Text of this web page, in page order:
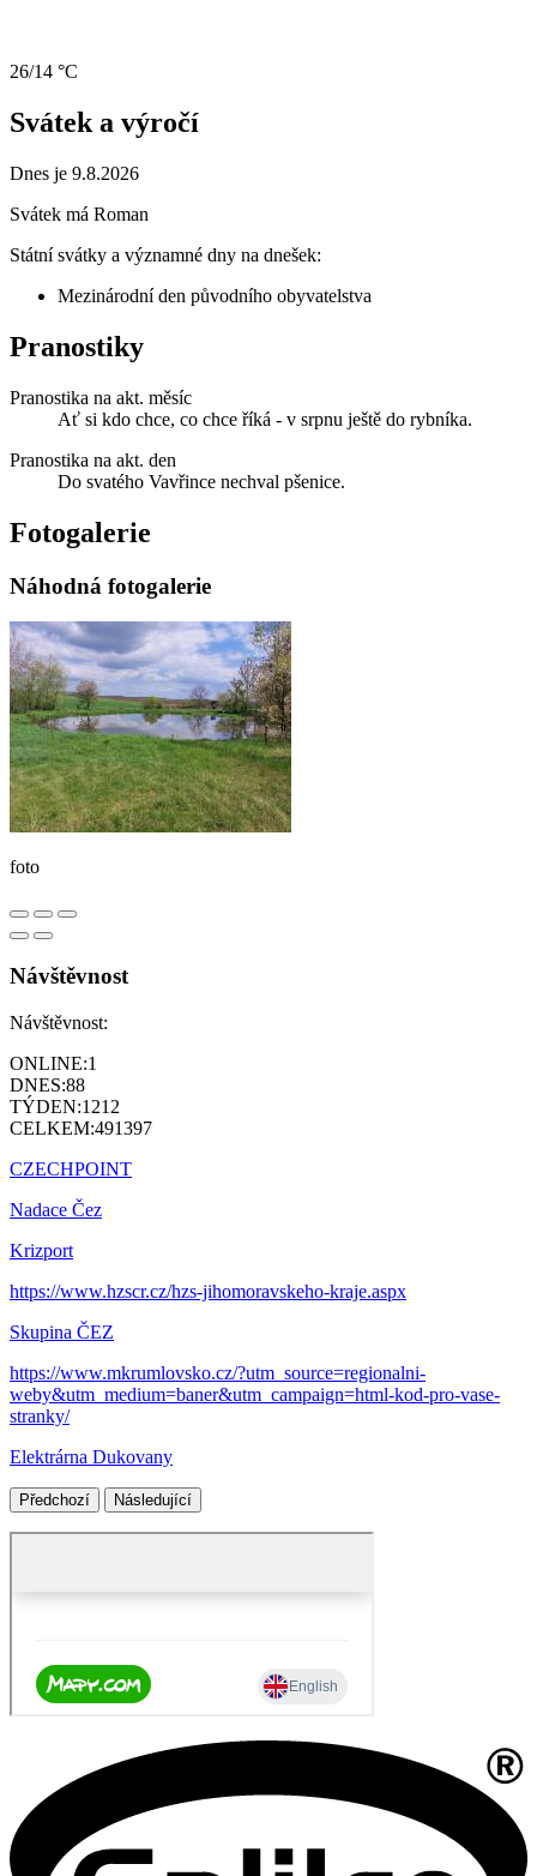
26/14 °C
Svátek a výročí
Dnes je 9.8.2026
Svátek má Roman
Státní svátky a významné dny na dnešek:
Mezinárodní den původního obyvatelstva
Pranostiky
Pranostika na akt. měsíc
Ať si kdo chce, co chce říká - v srpnu ještě do rybníka.
Pranostika na akt. den
Do svatého Vavřince nechval pšenice.
Fotogalerie
Náhodná fotogalerie
foto
Návštěvnost
Návštěvnost:
ONLINE:1
DNES:88
TÝDEN:1212
CELKEM:491397
CZECHPOINT
Nadace Čez
Krizport
https://www.hzscr.cz/hzs-jihomoravskeho-kraje.aspx
Skupina ČEZ
https://www.mkrumlovsko.cz/?utm_source=regionalni-
weby&utm_medium=baner&utm_campaign=html-kod-pro-vase-
stranky/
Elektrárna Dukovany
Předchozí Následující